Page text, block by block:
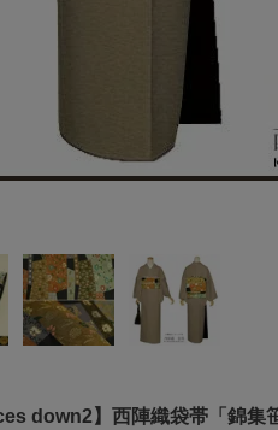
down2】西陣織袋帯「錦集